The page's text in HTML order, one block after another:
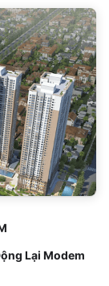
Lại Modem